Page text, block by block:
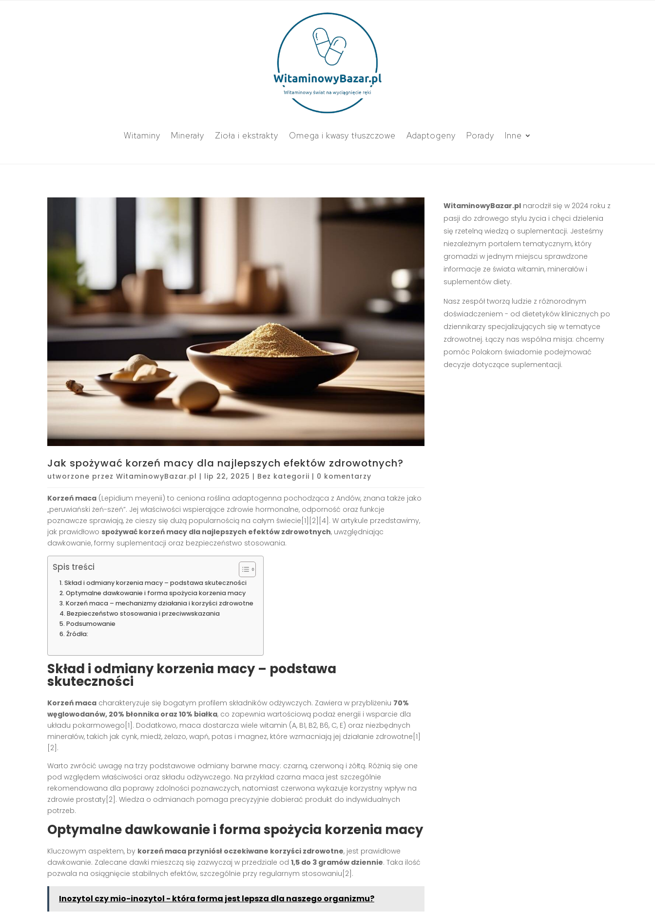
Witaminy Minerały Zioła i ekstrakty Omega i kwasy tłuszczowe Adaptogeny Porady Inne
Jak spożywać korzeń macy dla najlepszych efektów zdrowotnych?
utworzone przez WitaminowyBazar.pl | lip 22, 2025 | Bez kategorii | 0 komentarzy
Korzeń maca (Lepidium meyenii) to ceniona roślina adaptogenna pochodząca z Andów, znana także jako
„peruwiański żeń-szeń”. Jej właściwości wspierające zdrowie hormonalne, odporność oraz funkcje
poznawcze sprawiają, że cieszy się dużą popularnością na całym świecie[1][2][4]. W artykule przedstawimy,
jak prawidłowo spożywać korzeń macy dla najlepszych efektów zdrowotnych, uwzględniając
dawkowanie, formy suplementacji oraz bezpieczeństwo stosowania.
Spis treści
Skład i odmiany korzenia macy – podstawa skuteczności
Optymalne dawkowanie i forma spożycia korzenia macy
Korzeń maca – mechanizmy działania i korzyści zdrowotne
Bezpieczeństwo stosowania i przeciwwskazania
Podsumowanie
Źródła:
Skład i odmiany korzenia macy – podstawa
skuteczności
Korzeń maca charakteryzuje się bogatym profilem składników odżywczych. Zawiera w przybliżeniu 70%
węglowodanów, 20% błonnika oraz 10% białka, co zapewnia wartościową podaż energii i wsparcie dla
układu pokarmowego[1]. Dodatkowo, maca dostarcza wiele witamin (A, B1, B2, B6, C, E) oraz niezbędnych
minerałów, takich jak cynk, miedź, żelazo, wapń, potas i magnez, które wzmacniają jej działanie zdrowotne[1]
[2].
Warto zwrócić uwagę na trzy podstawowe odmiany barwne macy: czarną, czerwoną i żółtą. Różnią się one
pod względem właściwości oraz składu odżywczego. Na przykład czarna maca jest szczególnie
rekomendowana dla poprawy zdolności poznawczych, natomiast czerwona wykazuje korzystny wpływ na
zdrowie prostaty[2]. Wiedza o odmianach pomaga precyzyjnie dobierać produkt do indywidualnych
potrzeb.
Optymalne dawkowanie i forma spożycia korzenia macy
Kluczowym aspektem, by korzeń maca przyniósł oczekiwane korzyści zdrowotne, jest prawidłowe
dawkowanie. Zalecane dawki mieszczą się zazwyczaj w przedziale od 1,5 do 3 gramów dziennie. Taka ilość
pozwala na osiągnięcie stabilnych efektów, szczególnie przy regularnym stosowaniu[2].
Inozytol czy mio-inozytol - która forma jest lepsza dla naszego organizmu?
WitaminowyBazar.plnarodził się w 2024 roku z
pasji do zdrowego stylu życia i chęci dzielenia
się rzetelną wiedzą o suplementacji. Jesteśmy
niezależnym portalem tematycznym, który
gromadzi w jednym miejscu sprawdzone
informacje ze świata witamin, minerałów i
suplementów diety.
Nasz zespół tworzą ludzie z różnorodnym
doświadczeniem - od dietetyków klinicznych po
dziennikarzy specjalizujących się w tematyce
zdrowotnej. Łączy nas wspólna misja: chcemy
pomóc Polakom świadomie podejmować
decyzje dotyczące suplementacji.